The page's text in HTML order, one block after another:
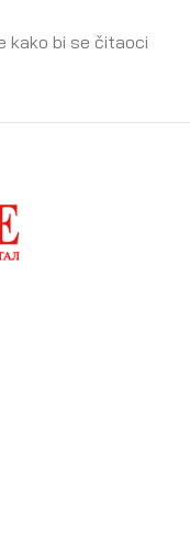
kako bi se čitaoci